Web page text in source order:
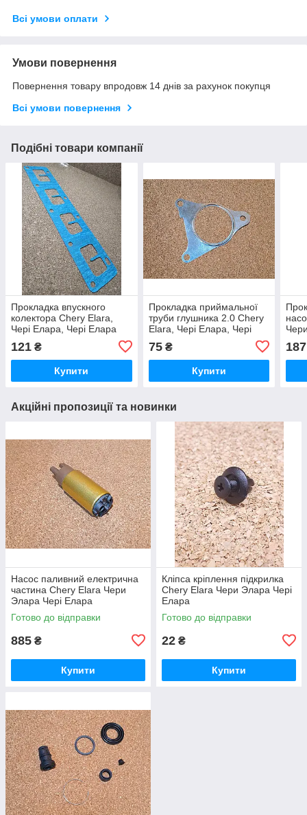
Всі умови оплати
Умови повернення
Повернення товару впродовж 14 днів за рахунок покупця
Всі умови повернення
Подібні товари компанії
Прокладка впускного
колектора Chery Elara,
Чері Елара, Чері Елара
121 ₴
Купити
Прокладка приймальної
труби глушника 2.0 Chery
Elara, Чері Елара, Чері
75₴
Купити
187
Акційні пропозиції та новинки
Насос паливний електрична
частина Chery Elara Чери
Элара Чері Елара
Готово до відправки
885 ₴
Купити
Кліпса кріплення підкрилка
Chery Elara Чери Элара Чері
Елара
Готово до відправки
22 ₴
Купити